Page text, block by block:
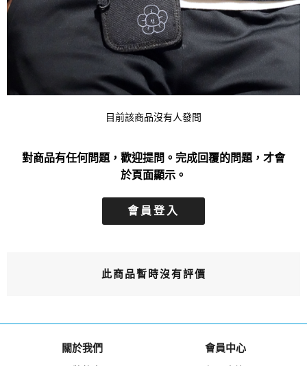
目前該商品沒有人發問
對商品有任何問題，歡迎提問。完成回覆的問題，才會
於頁面顯示。
會員登入
此商品暫時沒有評價
關於我們 會員中心